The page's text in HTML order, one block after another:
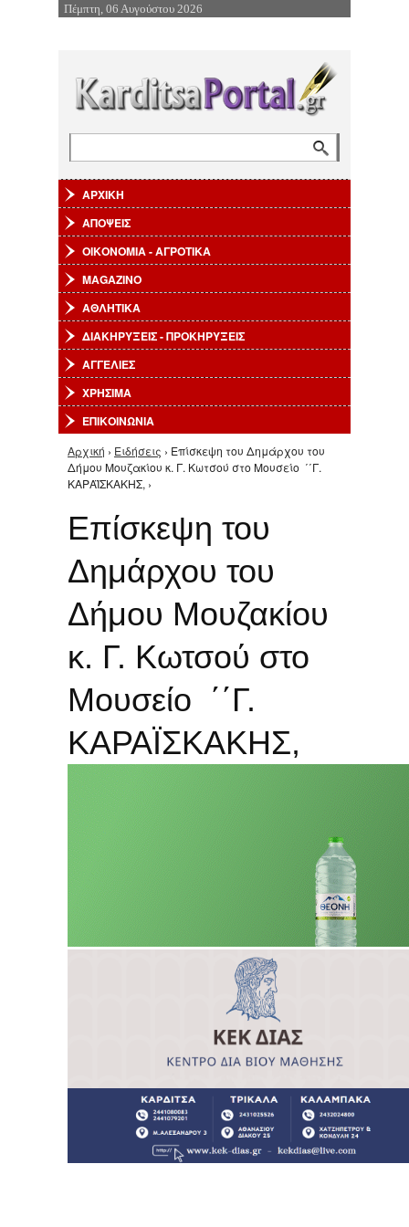
Επιστροφή στην Πλοήγηση
Πέμπτη, 06 Αυγούστου 2026
ΑΡΧΙΚΗ
ΑΠΟΨΕΙΣ
ΟΙΚΟΝΟΜΙΑ - ΑΓΡΟΤΙΚΑ
MAGAZINO
ΑΘΛΗΤΙΚΑ
ΔΙΑΚΗΡΥΞΕΙΣ - ΠΡΟΚΗΡΥΞΕΙΣ
ΑΓΓΕΛΙΕΣ
ΧΡΗΣΙΜΑ
ΕΠΙΚΟΙΝΩΝΙΑ
Είστε εδώ
Αρχική › Ειδήσεις › Επίσκεψη του Δημάρχου του
Δήμου Μουζακίου κ. Γ. Κωτσού στο Μουσείο ΄΄Γ.
ΚΑΡΑΪΣΚΑΚΗΣ, ›
Επίσκεψη του
Δημάρχου του
Δήμου Μουζακίου
κ. Γ. Κωτσού στο
Μουσείο ΄΄Γ.
ΚΑΡΑΪΣΚΑΚΗΣ,